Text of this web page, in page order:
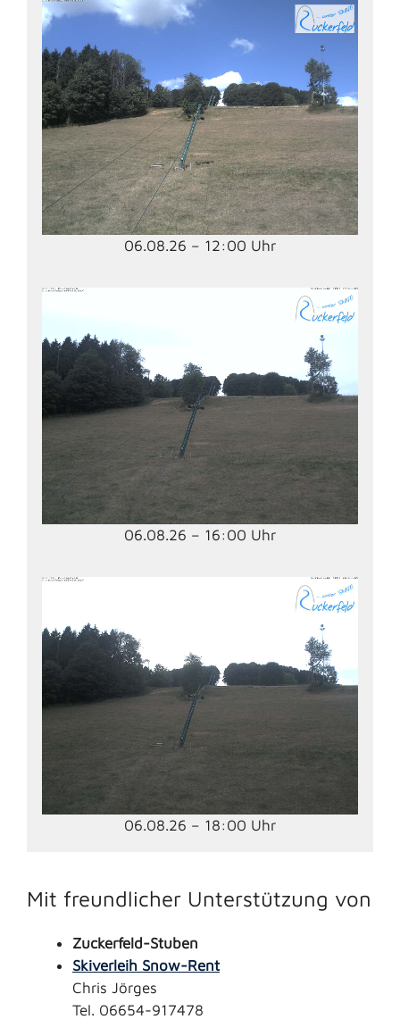
06.08.26 – 12:00 Uhr
06.08.26 – 16:00 Uhr
06.08.26 – 18:00 Uhr
Mit freundlicher Unterstützung von
Zuckerfeld-Stuben
Skiverleih Snow-Rent
Chris Jörges
Tel. 06654-917478